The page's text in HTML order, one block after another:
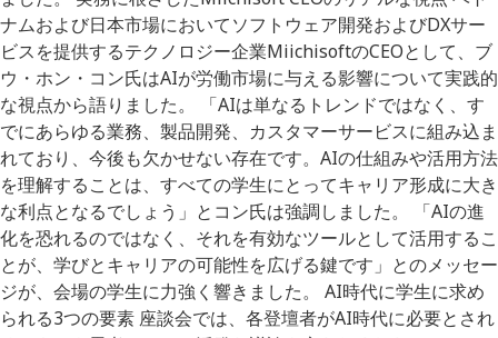
ナムおよび日本市場においてソフトウェア開発およびDXサー
ビスを提供するテクノロジー企業MiichisoftのCEOとして、ブ
ウ・ホン・コン氏はAIが労働市場に与える影響について実践的
な視点から語りました。 「AIは単なるトレンドではなく、す
でにあらゆる業務、製品開発、カスタマーサービスに組み込ま
れており、今後も欠かせない存在です。AIの仕組みや活用方法
を理解することは、すべての学生にとってキャリア形成に大き
な利点となるでしょう」とコン氏は強調しました。 「AIの進
化を恐れるのではなく、それを有効なツールとして活用するこ
とが、学びとキャリアの可能性を広げる鍵です」とのメッセー
ジが、会場の学生に力強く響きました。 AI時代に学生に求め
られる3つの要素 座談会では、各登壇者がAI時代に必要とされ